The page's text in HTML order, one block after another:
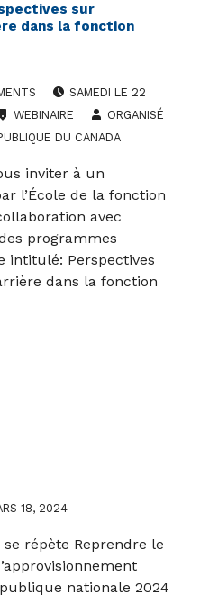
sur
dans la fonction
SAMEDI LE 22
WEBINAIRE
ORGANISÉ
DU CANADA
inviter à un
l’École de la fonction
avec
programmes
intitulé: Perspectives
dans la fonction
18, 2024
répète Reprendre le
nationale 2024